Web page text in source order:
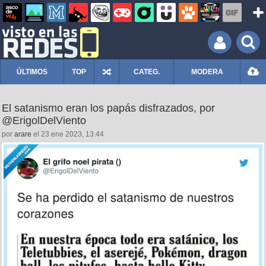
ÚLTIMOS TOP CATEG. MODERA
El satanismo eran los papás disfrazados, por
@ErigolDelViento
por arare el 23 ene 2023, 13:44